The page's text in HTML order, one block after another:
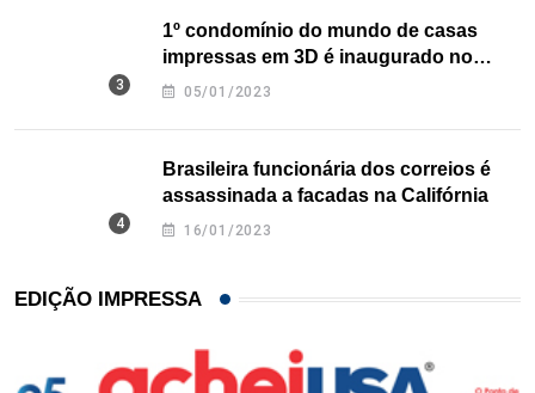
1º condomínio do mundo de casas
impressas em 3D é inaugurado no
Texas
05/01/2023
Brasileira funcionária dos correios é
assassinada a facadas na Califórnia
16/01/2023
EDIÇÃO IMPRESSA